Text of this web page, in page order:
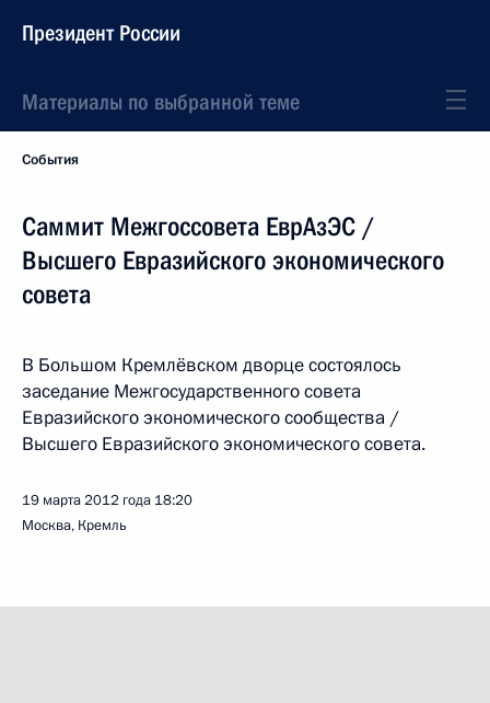
Президент России
Материалы по выбранной теме
События
Саммит Межгоссовета ЕврАзЭС /
Высшего Евразийского экономического
совета
В Большом Кремлёвском дворце состоялось
заседание Межгосударственного совета
Евразийского экономического сообщества /
Высшего Евразийского экономического совета.
19 марта 2012 года 18:20
Москва, Кремль